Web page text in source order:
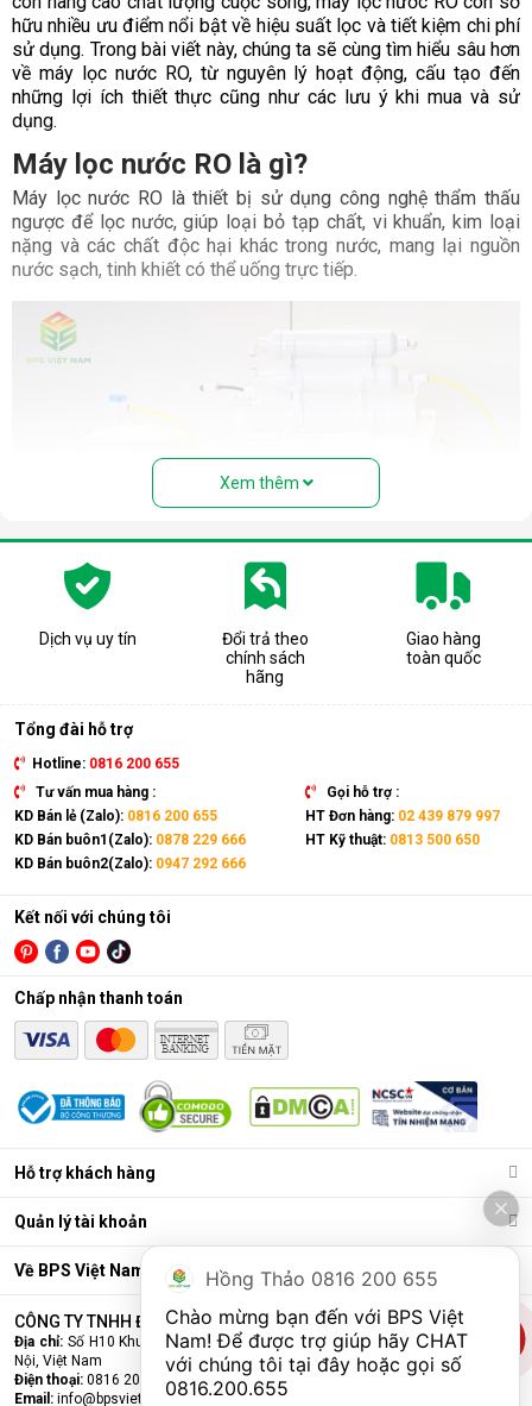
hữu nhiều ưu điểm nổi bật về hiệu suất lọc và tiết kiệm chi phí
sử dụng. Trong bài viết này, chúng ta sẽ cùng tìm hiểu sâu hơn
về máy lọc nước RO, từ nguyên lý hoạt động, cấu tạo đến
những lợi ích thiết thực cũng như các lưu ý khi mua và sử
dụng.
Máy lọc nước RO là gì?
Máy lọc nước RO là thiết bị sử dụng công nghệ thẩm thấu
ngược để lọc nước, giúp loại bỏ tạp chất, vi khuẩn, kim loại
nặng và các chất độc hại khác trong nước, mang lại nguồn
nước sạch, tinh khiết có thể uống trực tiếp.
Cấu tạo và nguyên lý hoạt động của
Cấu tạo cơ bản của máy lọc nước RO gồm:
hoạt tính...) giúp loại bỏ bụi bẩn, cặn, rong rêu, mùi hôi,
clo dư…
Màng lọc RO: Là trái tim của máy. Màng RO có khe lọc
nước tinh khiết đi qua, giữ lại hầu hết các vi khuẩn, virus,
kim loại nặng, chất hóa học…
khoáng, lõi hydrogen, lõi nano bạc… để bổ sung khoáng,
cân bằng pH, khử mùi, làm mềm nước, hoặc chống tái
nhiễm khuẩn.
Bình chứa nước: Chứa nước tinh khiết đã được lọc sạch
để sử dụng.
Bơm áp và van điện từ
: Hỗ trợ vận hành, đảm bảo áp
lực lọc và tự động đóng/mở khi đầy nước.
Xem thêm
Dịch vụ uy tín
Đổi trả theo
chính sách
hãng
Giao hàng
toàn quốc
Tổng đài hỗ trợ
Hotline: 0816 200 655
Tư vấn mua hàng :
KD Bán lẻ (Zalo): 0816 200 655
KD Bán buôn1(Zalo): 0878 229 666
KD Bán buôn2(Zalo): 0947 292 666
Gọi hỗ trợ :
HT Đơn hàng: 02 439 879 997
HT Kỹ thuật: 0813 500 650
Hỗ trợ khách hàng
Quản lý tài khoản
Về BPS Việt Nam
Kết nối với chúng tôi
Chấp nhận thanh toán
CÔNG TY TNHH ĐẦU TƯ VÀ THƯƠNG MẠI BPS VIỆT NAM
Địa chỉ: Số H10 Khu đấu giá Ngô Thì Nhậm, Phường Hà Đông, Thành phố Hà
Nội, Việt Nam
Điện thoại: 0816 200 655
Email: info@bpsvietnam.vn
Hồng Thảo 0816 200 655
Chào mừng bạn đến với BPS Việt
Nam! Để được trợ giúp hãy CHAT
0816.200.655